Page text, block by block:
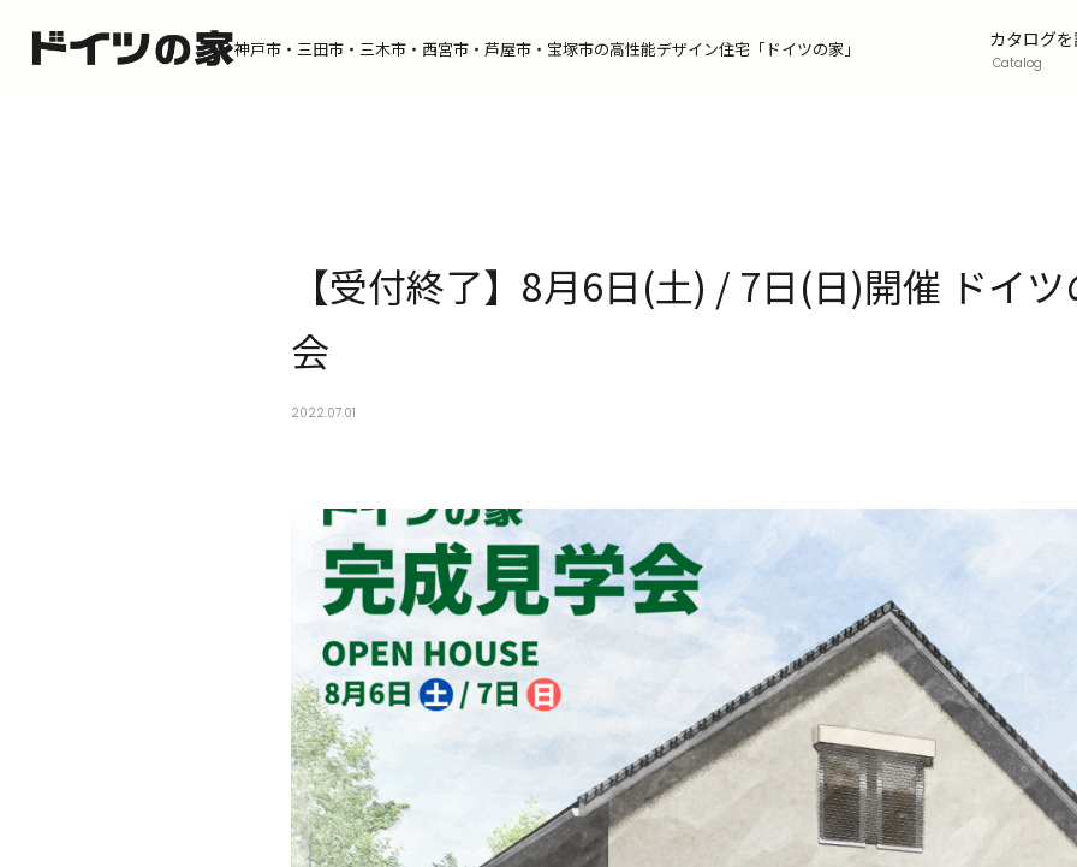
神戸市・三田市・三木市・ 西宮市・芦屋市・宝塚市の高性能デザイン住宅「ドイツの家」 カタログ
Catalog
デザインコンセプト
Event
イベント・お知らせ
Architect Introduction
建築家紹介
【受付終了】8月6日(土) / 7日(日)開催 ドイ
会
2022.07.01